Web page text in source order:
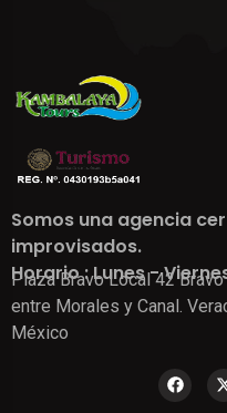
Somos una agencia
improvisados.
Horario : Lunes -
Plaza Bravo Local 42
entre Morales y Canal.
México